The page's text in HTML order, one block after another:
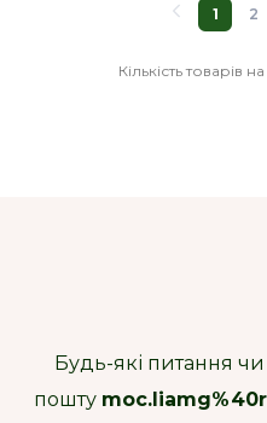
Кількість товарів
1 2
Будь-які питання
пошту